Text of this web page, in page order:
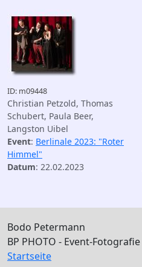
ID: m09448
Christian Petzold, Thomas
Schubert, Paula Beer,
Langston Uibel
Event: Berlinale 2023: "Roter
Himmel"
Datum: 22.02.2023
Bodo Petermann
BP PHOTO - Event-Fotografie
Startseite